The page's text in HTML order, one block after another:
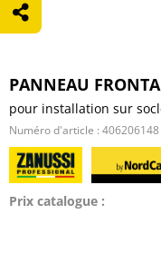
PANNEAU
pour installation sur
Numéro d'article : 406206148
Prix catalogue :